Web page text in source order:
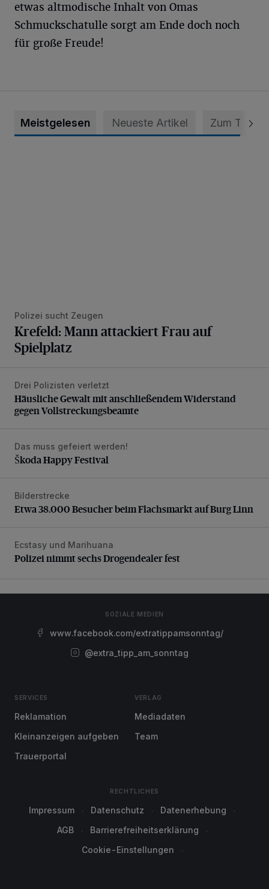
etwas altmodische Inhalt von Omas
Schmuckschatulle sorgt am Ende doch noch
für große Freude!
Meistgelesen Neueste Artikel Zum Thema
Polizei sucht Zeugen
Krefeld: Mann attackiert Frau auf
Spielplatz
Häusliche Gewalt mit anschließendem Widerstand gegen
Drei Polizisten verletzt
Häusliche Gewalt mit anschließendem Widerstand
gegen Vollstreckungsbeamte
Škoda Happy Festival
Das muss gefeiert werden!
Škoda Happy Festival
Etwa 38.000 Besucher beim Flachsmarkt auf Burg Linn
Bilderstrecke
Etwa 38.000 Besucher beim Flachsmarkt auf Burg Linn
Polizei nimmt sechs Drogendealer fest
Ecstasy und Marihuana
Polizei nimmt sechs Drogendealer fest
SOZIALE MEDIEN
www.facebook.com/extratippamsonntag/
@extra_tipp_am_sonntag
SERVICES
Reklamation
Kleinanzeigen aufgeben
Trauerportal
VERLAG
Mediadaten
Team
RECHTLICHES
Impressum Datenschutz
Datenerhebung
AGB
Barrierefreiheitserklärung
Cookie-Einstellungen